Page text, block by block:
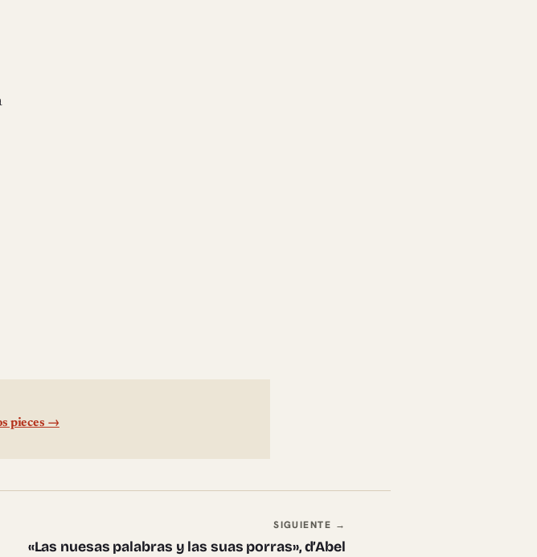
pieces →
SIGUIENTE →
«Las nuesas palabras y las suas porras», d’Abel